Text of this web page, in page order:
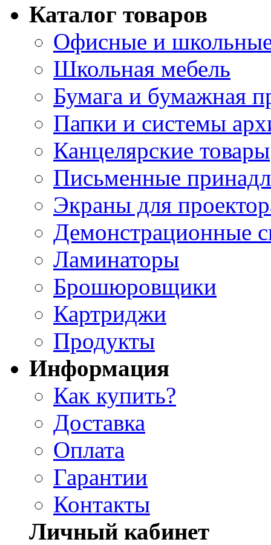
Каталог товаров
Офисные и
Школьная мебель
Бумага и бумажная
Папки и системы
Канцелярские товары
Письменные
Экраны для
Демонстрационные
Ламинаторы
Брошюровщики
Картриджи
Продукты
Информация
Как купить?
Доставка
Оплата
Гарантии
Контакты
Личный кабинет